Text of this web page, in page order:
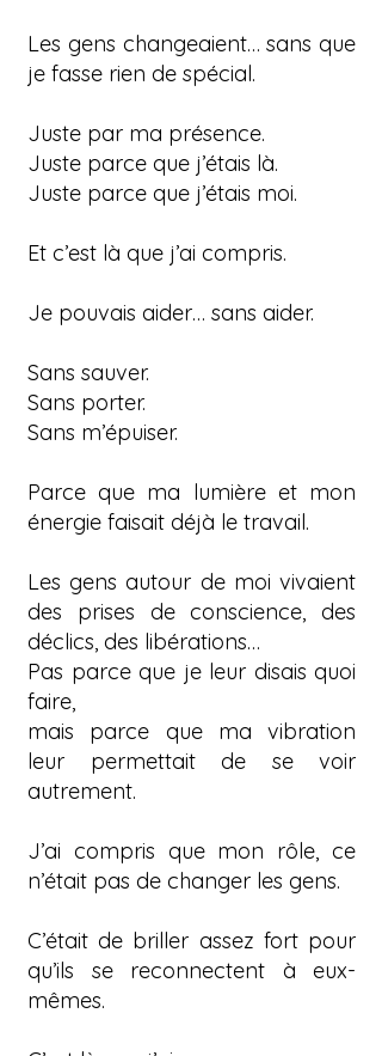
Les gens changeaient… sans que
je fasse rien de spécial.
Juste par ma présence.
Juste parce que j’étais là.
Juste parce que j’étais moi.
Et c’est là que j’ai compris.
Je pouvais aider… sans aider.
Sans sauver.
Sans porter.
Sans m’épuiser.
Parce que ma lumière et mon
énergie faisait déjà le travail.
Les gens autour de moi vivaient
des prises de conscience, des
déclics, des libérations…
Pas parce que je leur disais quoi
faire,
mais parce que ma vibration
leur permettait de se voir
autrement.
J’ai compris que mon rôle, ce
n’était pas de changer les gens.
C’était de briller assez fort pour
qu’ils se reconnectent à eux-
mêmes.